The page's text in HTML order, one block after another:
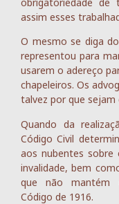
assim esses
O mesmo se diga
representou para
usarem o adereço
chapeleiros. Os
talvez por que
Quando da
Código Civil
aos nubentes
invalidade, bem
que não mantém
Código de 1916.